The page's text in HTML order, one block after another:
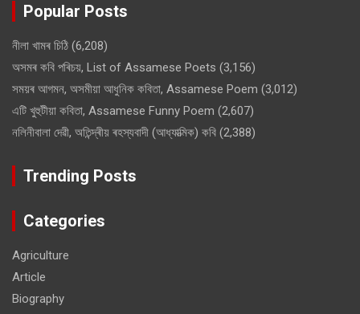
Popular Posts
নীলা খামৰ চিঠি (6,208)
অসমৰ কবি পৰিচয়, List of Assamese Poets (3,156)
সময়ৰ আগমন, অসমীয়া আধুনিক কবিতা, Assamese Poem (3,012)
এটি খুহুটীয়া কবিতা, Assamese Funny Poem (2,607)
নলিনীবালা দেৱী, অতিন্দ্ৰীয় ৰহস্যবাদী (আধ্যাত্মিক) কবি (2,388)
Trending Posts
Categories
Agriculture
Article
Biography